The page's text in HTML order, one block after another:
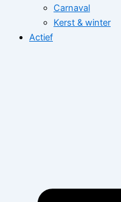
Carnaval
Kerst & winter
Actief